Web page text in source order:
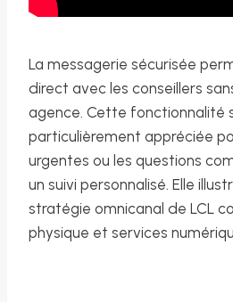
La messagerie sécurisée
direct avec les conseillers
agence. Cette fonctionnalité
particulièrement appréciée
urgentes ou les questions
un suivi personnalisé. Elle
stratégie omnicanal de LCL
physique et services